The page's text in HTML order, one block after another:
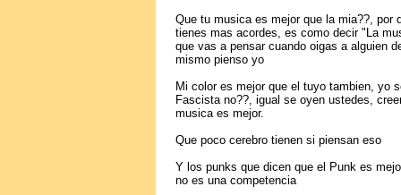
Que tu musica es mejor que la mia??, por
tienes mas acordes, es como decir "La
que vas a pensar cuando oigas a alguien
mismo pienso yo
Mi color es mejor que el tuyo tambien, yo
Fascista no??, igual se oyen ustedes,
musica es mejor.
Que poco cerebro tienen si piensan eso
Y los punks que dicen que el Punk es
no es una competencia